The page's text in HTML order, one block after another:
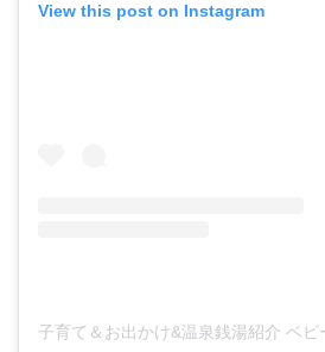
View this post on Instagram